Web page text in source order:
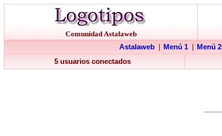
Comunidad Astalaweb
Astalaweb
Menú 1 Menú 2
5 usuarios conectados